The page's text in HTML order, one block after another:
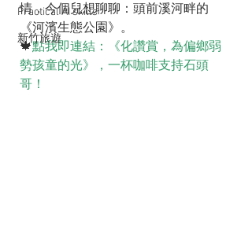
Practical AI skills
新竹旅遊
情，今個兒想聊聊：頭前溪河畔的
《河濱生態公園》。
🍁點我即連結：《化讚賞，為偏鄉弱
勢孩童的光》，一杯咖啡支持石頭
哥！